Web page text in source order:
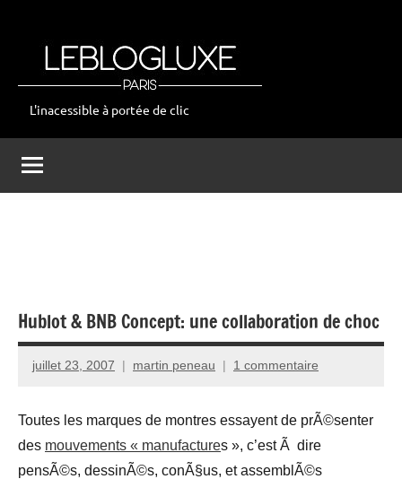
leblogluxe
L'inacessible à portée de clic
Hublot & BNB Concept: une collaboration de choc
juillet 23, 2007 martin peneau 1 commentaire
Toutes les marques de montres essayent de prÃ©senter
des mouvements « manufactures », c’est Ã dire
pensÃ©s, dessinÃ©s, conÃ§us, et assemblÃ©s